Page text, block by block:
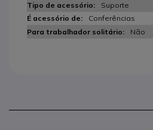
Suporte
Conferências
Não